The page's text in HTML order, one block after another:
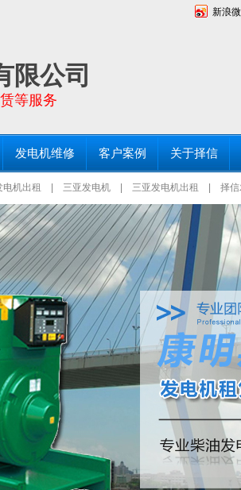
新浪
限公司
等服务
发电机维修 客户案例 关于择信
电机出租 三亚发电机 三亚发电机出租 择